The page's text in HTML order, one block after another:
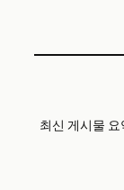
최신 게시물